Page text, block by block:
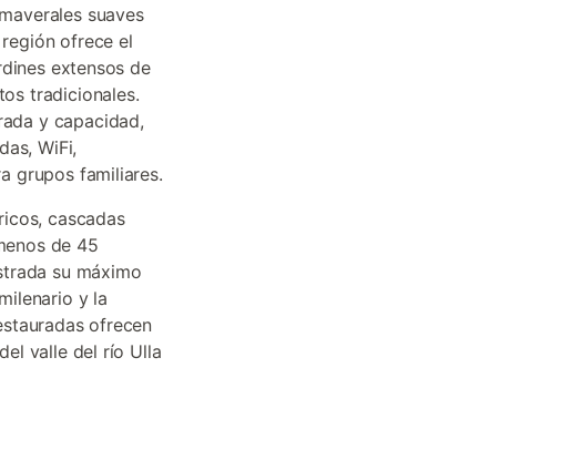
suaves
ofrece el
extensos de
tradicionales.
y capacidad,
WiFi,
grupos familiares.
cascadas
de 45
su máximo
y la
ofrecen
valle del río Ulla